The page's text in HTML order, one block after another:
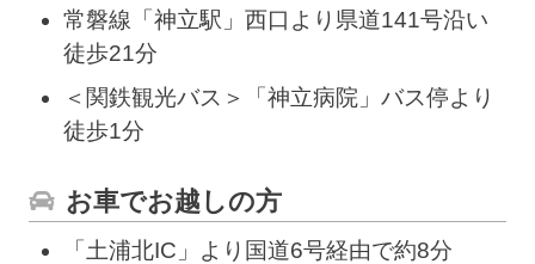
常磐線「神立駅」西口より県道141号沿い
徒歩21分
＜関鉄観光バス＞「神立病院」バス停より
徒歩1分
お車でお越しの方
「土浦北IC」より国道6号経由で約8分